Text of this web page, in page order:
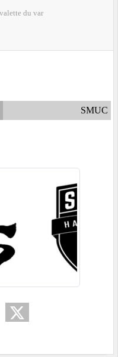
du var
SMUC